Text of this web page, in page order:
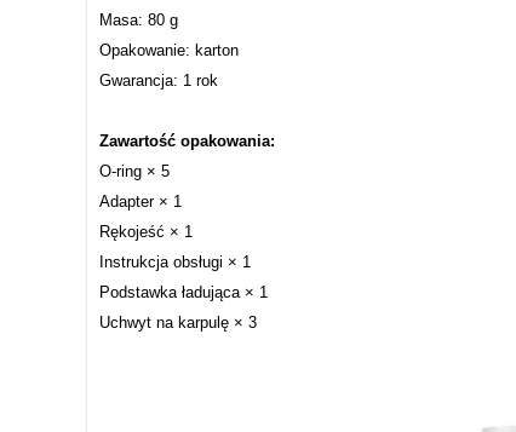
Masa: 80 g
Opakowanie: karton
Gwarancja: 1 rok
Zawartość opakowania:
O-ring × 5
Adapter × 1
Rękojeść × 1
Instrukcja obsługi × 1
Podstawka ładująca × 1
Uchwyt na karpulę × 3